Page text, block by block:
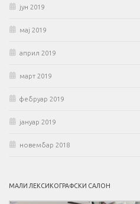
јун 2019
мај 2019
април 2019
март 2019
фебруар 2019
јануар 2019
новембар 2018
МАЛИ ЛЕКСИКОГРАФСКИ САЛОН